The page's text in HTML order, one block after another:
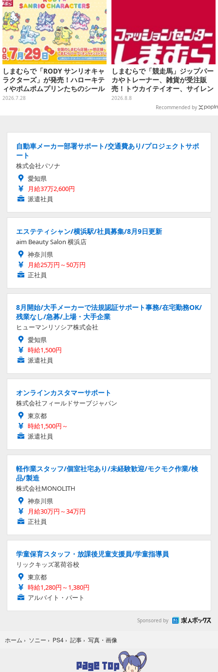
しまむらで「RODY サンリオキャ
ラクターズ」が発売！ハローキテ
ィやポムポムプリンたちのシール
帳、色が変わるタンブラーなど雑
2026.7.28
しまむらで「競走馬」ジップパー
カやトレーナー、雑貨が受注販
売！トウカイテイオー、サイレン
ススズカなど名馬をデザイン
2026.8.8
Recommended by
自動車メーカー部署サポート/交通費あり/プロジェクトサポ
ート
株式会社パソナ
愛知県
月給37万2,600円
派遣社員
エステティシャン/横浜駅/社員募集/8月9日更新
aim Beauty Salon 横浜店
神奈川県
月給25万円～50万円
正社員
8月開始/大手メーカーで法規認証サポート事務/在宅勤務OK/
残業なし/急募/上場・大手企業
ヒューマンリソシア株式会社
愛知県
時給1,500円
派遣社員
オンラインカスタマーサポート
株式会社フィールドサーブジャパン
東京都
時給1,500円～
派遣社員
軽作業スタッフ/個室社宅あり/未経験歓迎/モクモク作業/検
品/製造
株式会社MONOLITH
神奈川県
月給30万円～34万円
正社員
学童保育スタッフ・放課後児童支援員/学童指導員
リックキッズ茗荷谷校
東京都
時給1,280円～1,380円
アルバイト・パート
Sponsored by
ホーム › ソニー › PS4 › 記事 › 写真・画像